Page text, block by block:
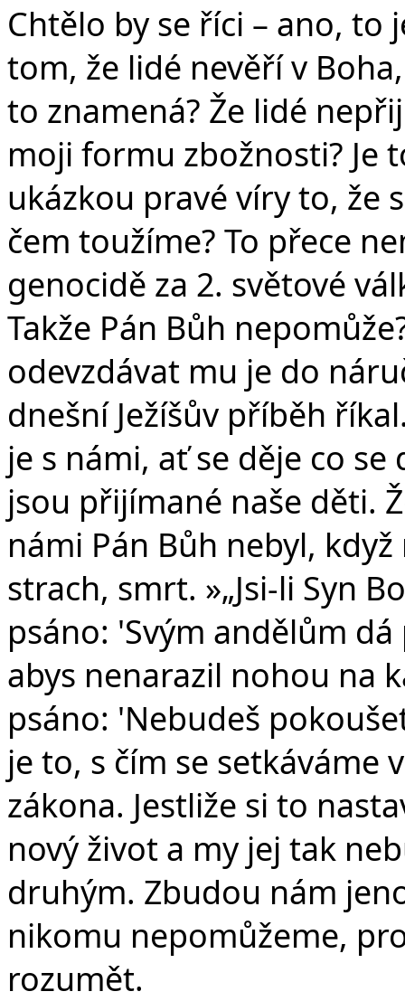
Chtělo by se říci – ano, to
tom, že lidé nevěří v
to znamená? Že lidé
moji formu zbožnosti? Je
ukázkou pravé víry to, že
čem toužíme? To přece
genocidě za 2. světové
Takže Pán Bůh
odevzdávat mu je do
dnešní Ježíšův příběh
je s námi, ať se děje co
jsou přijímané naše děti.
námi Pán Bůh nebyl,
strach, smrt. »„Jsi-li Syn
psáno: 'Svým andělům
abys nenarazil nohou na
psáno: 'Nebudeš
je to, s čím se setkáváme
zákona. Jestliže si to
nový život a my jej tak
druhým. Zbudou nám
nikomu nepomůžeme,
rozumět.